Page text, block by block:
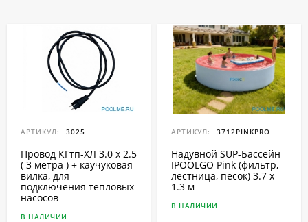
АРТИКУЛ: 3025
Провод КГтп-ХЛ 3.0 x 2.5
( 3 метра ) + каучуковая
вилка, для
подключения тепловых
насосов
В НАЛИЧИИ
АРТИКУЛ: 3712PINKPRO
Надувной SUP-Бассейн
IPOOLGO Pink (фильтр,
лестница, песок) 3.7 x
1.3 м
В НАЛИЧИИ